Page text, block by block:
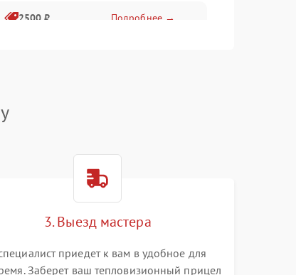
2500 ₽ Подробнее →
3. Выезд мастера
приедет к вам в удобное для
Заберет ваш тепловизионный прицел